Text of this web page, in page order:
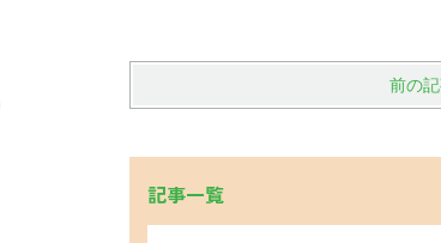
前の
記事一覧